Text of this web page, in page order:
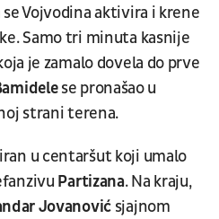
Vojvodina aktivira i krene
Samo tri minuta kasnije
je zamalo dovela do prve
se pronašao u
strani terena.
u centaršut koji umalo
Partizana. Na kraju,
Jovanović sjajnom